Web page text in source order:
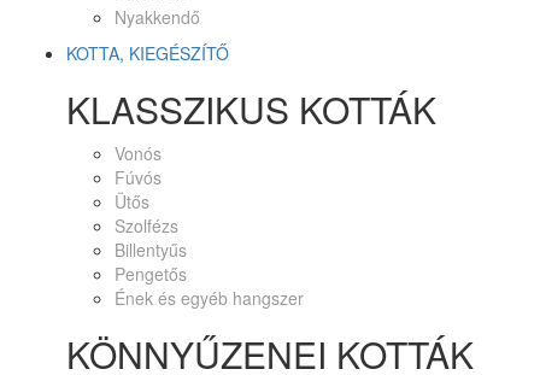
Nyakkendő
KOTTA, KIEGÉSZÍTŐ
KLASSZIKUS KOTTÁK
Vonós
Fúvós
Ütős
Szolfézs
Billentyűs
Pengetős
Ének és egyéb hangszer
KÖNNYŰZENEI KOTTÁK